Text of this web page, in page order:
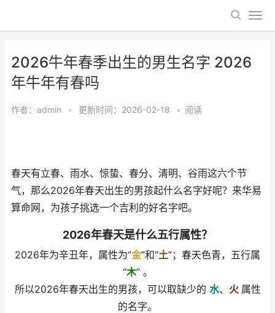
2026牛年春季出生的男生名字 2026
年牛年有春吗
作者： admin • 更新时间：2026-02-18 • 阅读
春天有立春、雨水、惊蛰、春分、清明、谷雨这六个节
气，那么2026年春天出生的男孩起什么名字好呢？来华易
算命网，为孩子挑选一个吉利的好名字吧。
2026年春天是什么五行属性？
2026年为辛丑年，属性为“金”和“土”；春天色青，五行属
“木” 。
所以2026年春天出生的男孩，可以取缺少的 水、 火 属性
的名字。